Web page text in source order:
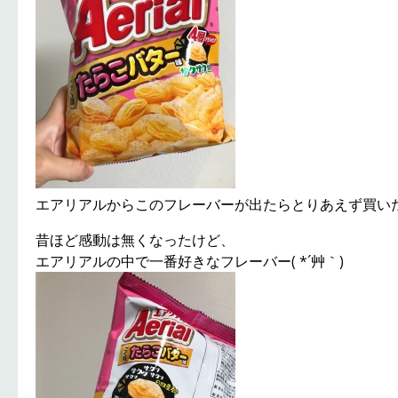
エアリアルからこのフレーバーが出たらとりあえず買い
昔ほど感動は無くなったけど、
エアリアルの中で一番好きなフレーバー( *´艸｀)